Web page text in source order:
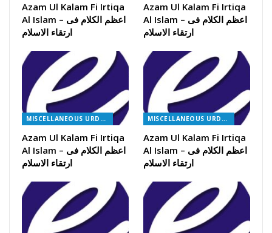
Azam Ul Kalam Fi Irtiqa
Al Islam – اعظم الکلام فی
ارتقاء الاسلام
Azam Ul Kalam Fi Irtiqa
Al Islam – اعظم الکلام فی
ارتقاء الاسلام
MISCELLANEOUS URDU BOOKS
Azam Ul Kalam Fi Irtiqa
Al Islam – اعظم الکلام فی
ارتقاء الاسلام
MISCELLANEOUS URDU BOOKS
Azam Ul Kalam Fi Irtiqa
Al Islam – اعظم الکلام فی
ارتقاء الاسلام